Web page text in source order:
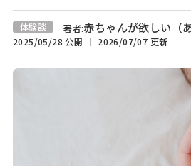
体験談 著者:赤ちゃんが欲しい（
2025/05/28 公開 2026/07/07 更新